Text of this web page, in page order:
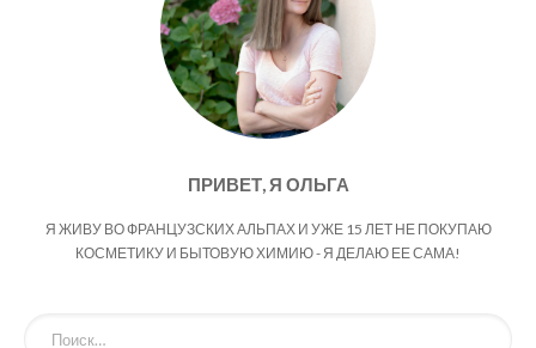
ПРИВЕТ, Я ОЛЬГА
Я ЖИВУ ВО ФРАНЦУЗСКИХ АЛЬПАХ И УЖЕ 15 ЛЕТ НЕ ПОКУПАЮ
КОСМЕТИКУ И БЫТОВУЮ ХИМИЮ - Я ДЕЛАЮ ЕЕ САМА!